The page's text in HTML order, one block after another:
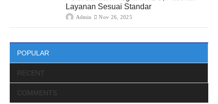
Layanan Sesuai Standar
Admin Nov 26, 2025
POPULAR
RECENT
COMMENTS